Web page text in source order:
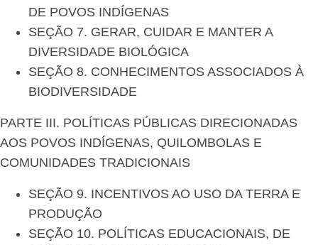
DE POVOS INDÍGENAS
SEÇÃO 7. GERAR, CUIDAR E MANTER A
DIVERSIDADE BIOLÓGICA
SEÇÃO 8. CONHECIMENTOS ASSOCIADOS À
BIODIVERSIDADE
PARTE III. POLÍTICAS PÚBLICAS DIRECIONADAS
AOS POVOS INDÍGENAS, QUILOMBOLAS E
COMUNIDADES TRADICIONAIS
SEÇÃO 9. INCENTIVOS AO USO DA TERRA E
PRODUÇÃO
SEÇÃO 10. POLÍTICAS EDUCACIONAIS, DE